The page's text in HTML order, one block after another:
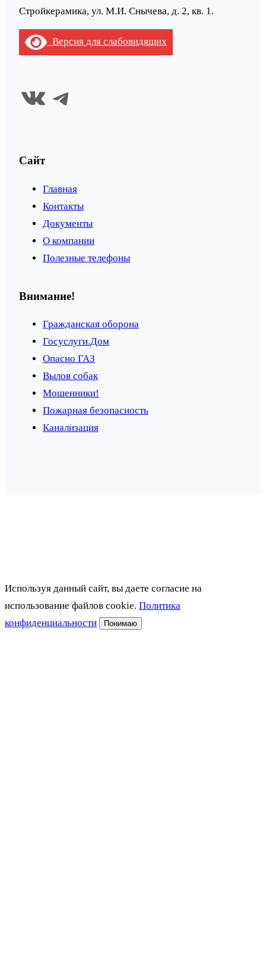
Стройкерамика, ул. М.И. Снычева, д. 2, кв. 1.
Версия для слабовидящих
ВКонтакте Telegram
Сайт
Главная
Контакты
Документы
О компании
Полезные телефоны
Внимание!
Гражданская оборона
Госуслуги.Дом
Опасно ГАЗ
Вылов собак
Мошенники!
Пожарная безопасность
Канализация
Используя данный сайт, вы даете согласие на
использование файлов cookie. Политика
конфиденциальности
Понимаю